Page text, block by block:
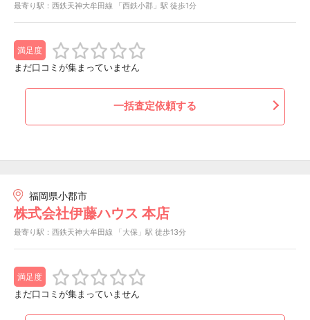
最寄り駅：西鉄天神大牟田線 「西鉄小郡」駅 徒歩1分
満足度
まだ口コミが集まっていません
一括査定依頼する
福岡県小郡市
株式会社伊藤ハウス 本店
最寄り駅：西鉄天神大牟田線 「大保」駅 徒歩13分
満足度
まだ口コミが集まっていません